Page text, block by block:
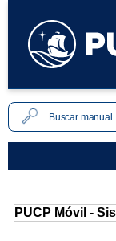
PUCP Móvil -